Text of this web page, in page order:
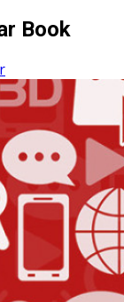
Book